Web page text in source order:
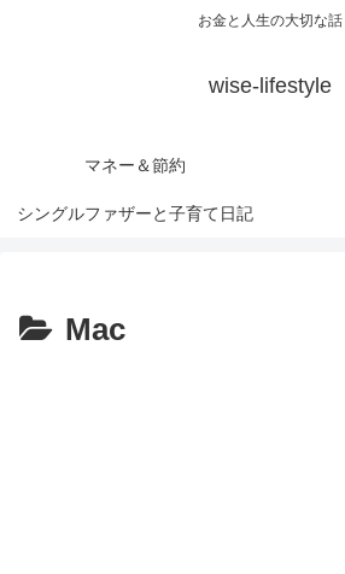
お金と人生の大切な話
wise-lifestyle
マネー＆節約
シングルファザーと子育て日記
Mac